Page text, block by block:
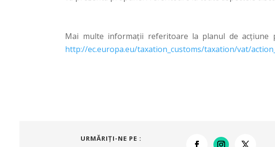
Mai multe informații referitoare la planul de acțiune
http://ec.europa.eu/taxation_customs/taxation/vat/
URMĂRIŢI-NE PE :